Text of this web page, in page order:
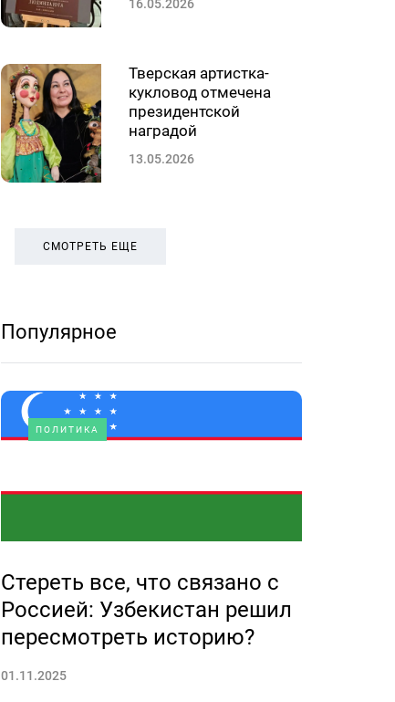
16.05.2026
Тверская артистка-
кукловод отмечена
президентской
наградой
13.05.2026
СМОТРЕТЬ ЕЩЕ
Популярное
ПОЛИТИКА
Стереть все, что связано с
Россией: Узбекистан решил
пересмотреть историю?
01.11.2025